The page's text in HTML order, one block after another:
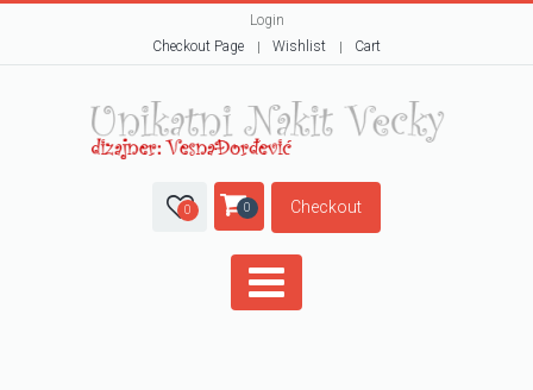
Login
Checkout Page
Wishlist Cart
0 0 Checkout